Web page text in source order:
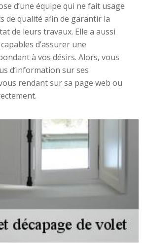
d’une équipe qui ne fait usage
de qualité afin de garantir la
de leurs travaux. Elle a aussi
d’assurer une
à vos désirs. Alors, vous
d’information sur ses
rendant sur sa page web ou